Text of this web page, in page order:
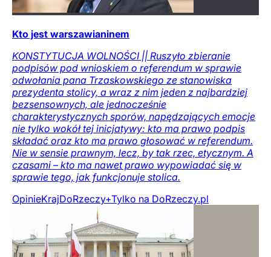
Kto jest warszawianinem
KONSTYTUCJA WOLNOŚCI || Ruszyło zbieranie
podpisów pod wnioskiem o referendum w sprawie
odwołania pana Trzaskowskiego ze stanowiska
prezydenta stolicy, a wraz z nim jeden z najbardziej
bezsensownych, ale jednocześnie
charakterystycznych sporów, napędzających emocje
nie tylko wokół tej inicjatywy: kto ma prawo podpis
składać oraz kto ma prawo głosować w referendum.
Nie w sensie prawnym, lecz, by tak rzec, etycznym. A
czasami – kto ma nawet prawo wypowiadać się w
sprawie tego, jak funkcjonuje stolica.
OpinieKrajDoRzeczy+Tylko na DoRzeczy.pl